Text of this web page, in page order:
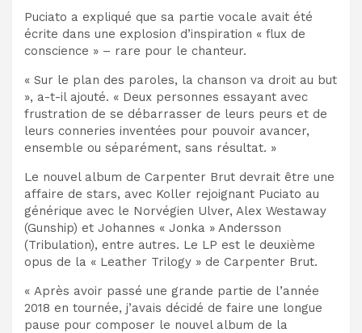
Puciato a expliqué que sa partie vocale avait été
écrite dans une explosion d’inspiration « flux de
conscience » – rare pour le chanteur.
« Sur le plan des paroles, la chanson va droit au but
», a-t-il ajouté. « Deux personnes essayant avec
frustration de se débarrasser de leurs peurs et de
leurs conneries inventées pour pouvoir avancer,
ensemble ou séparément, sans résultat. »
Le nouvel album de Carpenter Brut devrait être une
affaire de stars, avec Koller rejoignant Puciato au
générique avec le Norvégien Ulver, Alex Westaway
(Gunship) et Johannes « Jonka » Andersson
(Tribulation), entre autres. Le LP est le deuxième
opus de la « Leather Trilogy » de Carpenter Brut.
« Après avoir passé une grande partie de l’année
2018 en tournée, j’avais décidé de faire une longue
pause pour composer le nouvel album de la